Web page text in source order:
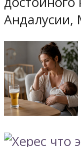
Андалусии,